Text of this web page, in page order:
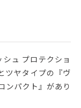
ュ プロテクショ
ツヤタイプの『ヴ
ンパクト』があり